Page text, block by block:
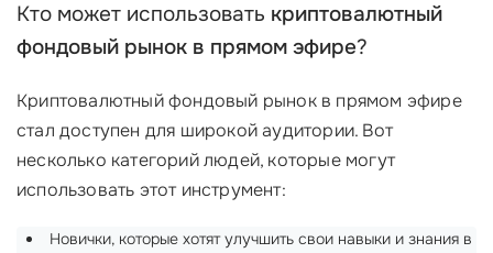
Кто может использовать криптовалютный
фондовый рынок в прямом эфире?
Криптовалютный фондовый рынок в прямом эфире
стал доступен для широкой аудитории. Вот
несколько категорий людей, которые могут
использовать этот инструмент:
Новички, которые хотят улучшить свои навыки и знания в